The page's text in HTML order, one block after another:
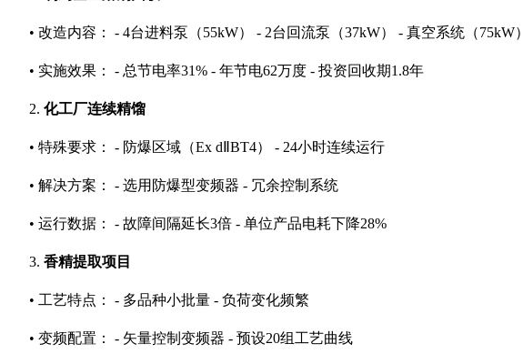
• 改造内容： - 4台进料泵（55kW） - 2台回流泵（37kW） - 真空系统（75kW）
• 实施效果： - 总节电率31% - 年节电62万度 - 投资回收期1.8年
2. 化工厂连续精馏
• 特殊要求： - 防爆区域（Ex dⅡBT4） - 24小时连续运行
• 解决方案： - 选用防爆型变频器 - 冗余控制系统
• 运行数据： - 故障间隔延长3倍 - 单位产品电耗下降28%
3. 香精提取项目
• 工艺特点： - 多品种小批量 - 负荷变化频繁
• 变频配置： - 矢量控制变频器 - 预设20组工艺曲线